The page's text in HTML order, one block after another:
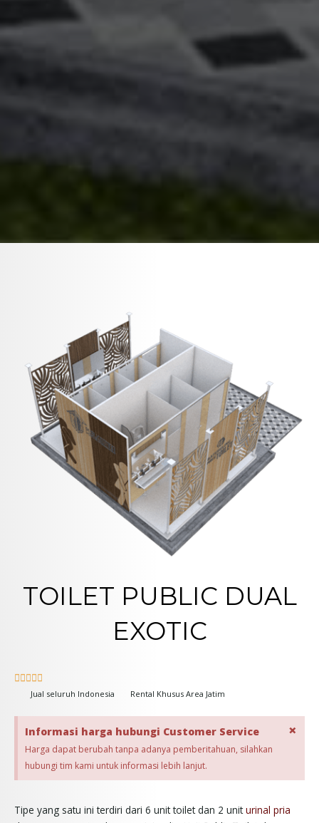
TOILET PUBLIC DUAL
EXOTIC
    
Jual seluruh Indonesia
Rental Khusus Area Jatim
Informasi harga hubungi Customer Service
Harga dapat berubah tanpa adanya pemberitahuan, silahkan
hubungi tim kami untuk informasi lebih lanjut.
×
Tipe yang satu ini terdiri dari 6 unit toilet dan 2 uniturinal pria